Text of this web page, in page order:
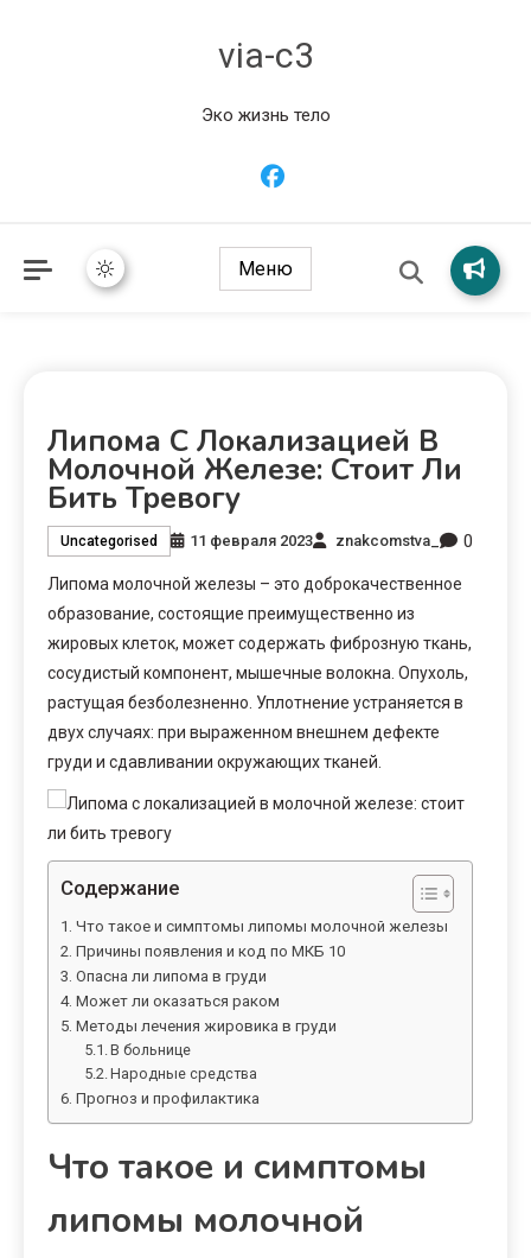
via-c3
Эко жизнь тело
Меню
Липома С Локализацией В
Молочной Железе: Стоит Ли
Бить Тревогу
Uncategorised 11 февраля 2023 znakcomstva_ 0
Липома молочной железы – это доброкачественное
образование, состоящие преимущественно из
жировых клеток, может содержать фиброзную ткань,
сосудистый компонент, мышечные волокна. Опухоль,
растущая безболезненно. Уплотнение устраняется в
двух случаях: при выраженном внешнем дефекте
груди и сдавливании окружающих тканей.
Содержание
Что такое и симптомы липомы молочной железы
Причины появления и код по МКБ 10
Опасна ли липома в груди
Может ли оказаться раком
Методы лечения жировика в груди
В больнице
Народные средства
Прогноз и профилактика
Что такое и симптомы
липомы молочной